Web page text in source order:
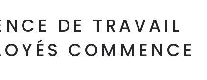
DE TRAVAIL
COMMENCE